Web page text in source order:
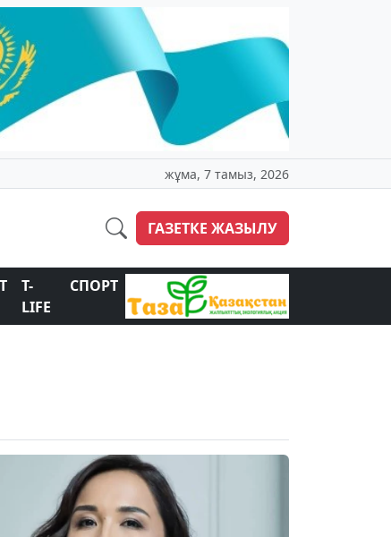
жұма, 7 тамыз, 2026
ГАЗЕТКЕ ЖАЗЫЛУ
T-
LIFE
СПОРТ